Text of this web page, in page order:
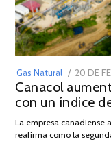
Gas Natural
POSTED
ON
20 DE
Canacol
con un índice
La empresa canadiense
reafirma como la